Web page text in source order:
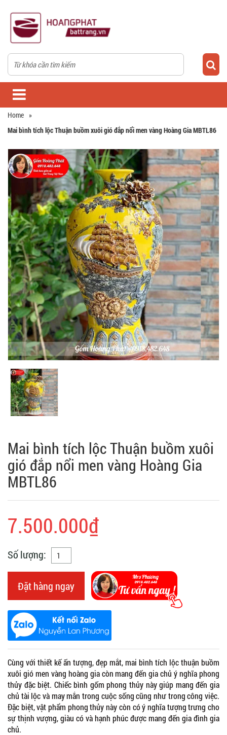
Home »
Mai bình tích lộc Thuận buồm xuôi gió đắp nổi men vàng Hoàng Gia MBTL86
Mai bình tích lộc Thuận buồm xuôi
gió đắp nổi men vàng Hoàng Gia
MBTL86
7.500.000₫
Số lượng:
Đặt hàng ngay
Cùng với thiết kế ấn tượng, đẹp mắt, mai bình tích lộc thuận buồm
xuôi gió men vàng hoàng gia còn mang đến gia chủ ý nghĩa phong
thủy đặc biệt. Chiếc bình gốm phong thủy này giúp mang đến gia
chủ tài lộc và may mắn trong cuộc sống cũng như trong công việc.
Đặc biệt, vật phẩm phong thủy này còn có ý nghĩa tượng trưng cho
sự thịnh vượng, giàu có và hạnh phúc được mang đến gia đình gia
chủ.